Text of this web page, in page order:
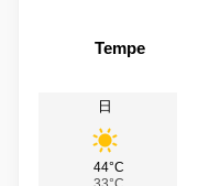
Tempe
日
44°C